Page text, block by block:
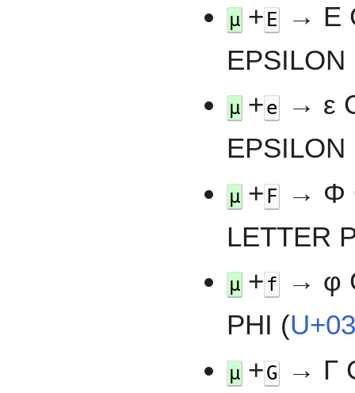
µ + E
→ Ε
EPSILON
µ +e
→ ε
EPSILON
µ + F
→ Φ
LETTER
µ +f
→ φ
PHI (
µ +G
→ Γ